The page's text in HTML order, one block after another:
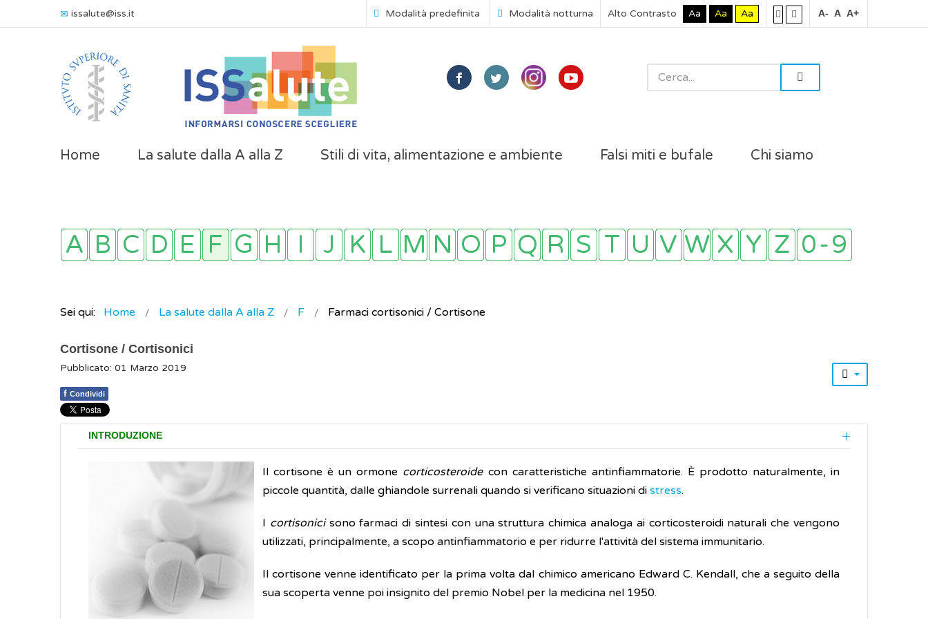
issalute@iss.it Modalità predefinita Modalità notturna Alto Contrasto Aa Aa Aa A- A A+
Home La salute dalla A alla Z Stili di vita, alimentazione e ambiente Falsi miti e bufale Chi siamo
Sei qui: Home La salute dalla A alla Z F Farmaci cortisonici / Cortisone
Cortisone / Cortisonici
Pubblicato: 01 Marzo 2019
f Condividi
INTRODUZIONE
Il cortisone è un ormone corticosteroidecon caratteristiche antinfiammatorie. È prodotto naturalmente, in
piccole quantità, dalle ghiandole surrenali quando si verificano situazioni di stress.
I cortisonicisono farmaci di sintesi con una struttura chimica analoga ai corticosteroidi naturali che vengono
utilizzati, principalmente, a scopo antinfiammatorio e per ridurre l'attività del sistema immunitario.
Il cortisone venne identificato per la prima volta dal chimico americano Edward C. Kendall, che a seguito della
sua scoperta venne poi insignito del premio Nobel per la medicina nel 1950.